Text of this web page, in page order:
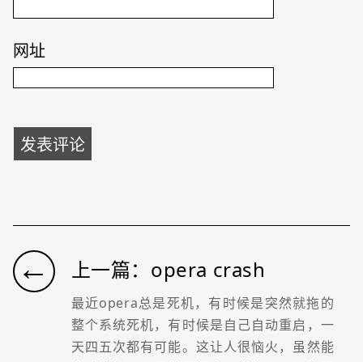
网址
← 上一篇：opera crash
最近opera总是死机，有时候是突然就拖的
整个系统死机，有时候是自己自动重启，一
天四五次都有可能。这让人很恼火，虽然能